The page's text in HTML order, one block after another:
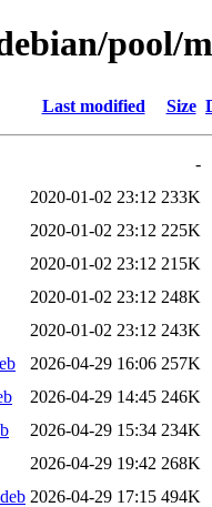
pool/
Last modified Size
-
2020-01-02 23:12 233K
2020-01-02 23:12 225K
2020-01-02 23:12 215K
2020-01-02 23:12 248K
2020-01-02 23:12 243K
2026-04-29 16:06 257K
2026-04-29 14:45 246K
2026-04-29 15:34 234K
2026-04-29 19:42 268K
2026-04-29 17:15 494K